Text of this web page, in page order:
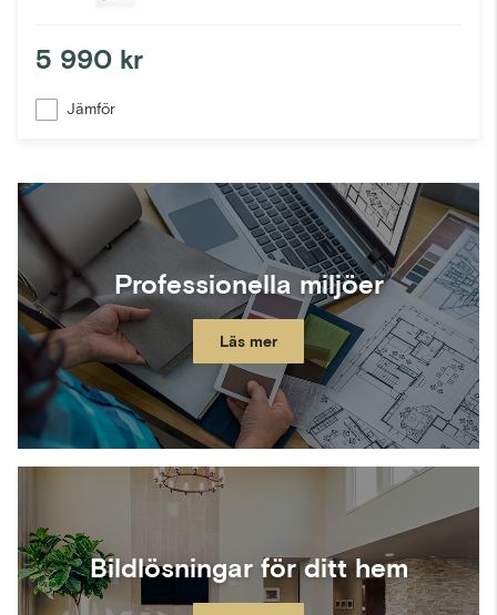
5 990 kr
Jämför
Professionella miljöer
Läs mer
Bildlösningar för ditt hem